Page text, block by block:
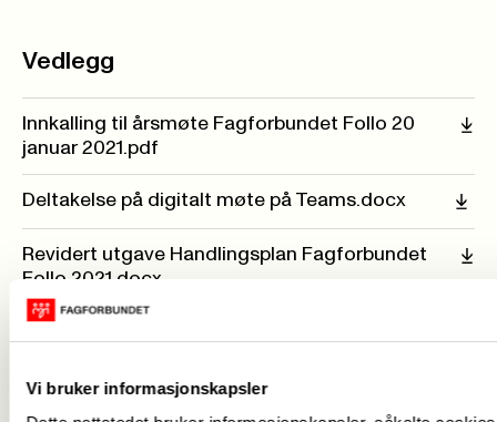
Vi bruker informasjonskapsler
Vedlegg
Innkalling til årsmøte Fagforbundet Follo 20
januar 2021.pdf
Deltakelse på digitalt møte på Teams.docx
Revidert utgave Handlingsplan Fagforbundet
Follo 2021.docx
Valgkomiteens innstilling Årsmøte 2021.docx